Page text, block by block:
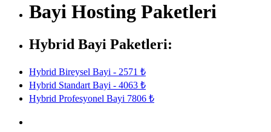
Bayi Hosting Paketleri
Hybrid Bayi Paketleri:
Hybrid Bireysel Bayi - 2571 ₺
Hybrid Standart Bayi - 4063 ₺
Hybrid Profesyonel Bayi 7806 ₺